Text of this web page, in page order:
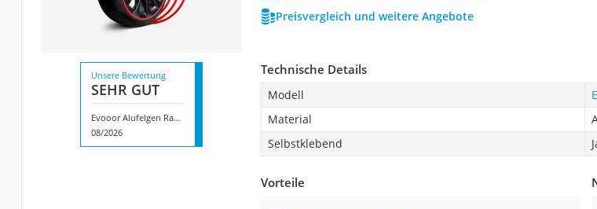
Preisvergleich und weitere Angebote
Unsere Bewertung
SEHR GUT
Evooor Alufelgen Randschutz
08/2026
Technische Details
Modell
Material
Selbstklebend
Vorteile